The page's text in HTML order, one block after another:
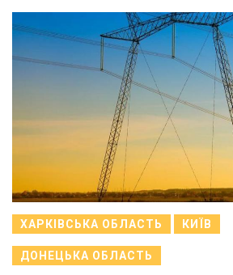
ХАРКІВСЬКА ОБЛАСТЬ КИЇВ
ДОНЕЦЬКА ОБЛАСТЬ